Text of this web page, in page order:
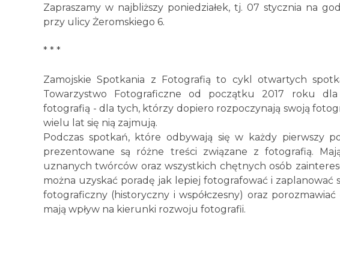
Zapraszamy w najbliższy poniedziałek, tj. 07 stycznia na
przy ulicy Żeromskiego 6.
* * *
Zamojskie Spotkania z Fotografią to cykl otwartych
Towarzystwo Fotograficzne od początku 2017 roku
fotografią - dla tych, którzy dopiero rozpoczynają swoją
wielu lat się nią zajmują.
Podczas spotkań, które odbywają się w każdy pierwszy
prezentowane są różne treści związane z fotografią.
uznanych twórców oraz wszystkich chętnych osób
można uzyskać poradę jak lepiej fotografować i zaplanować
fotograficzny (historyczny i współczesny) oraz
mają wpływ na kierunki rozwoju fotografii.